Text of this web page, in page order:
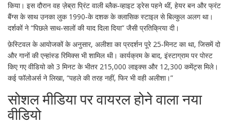
किया। इस दौरान वह ज़ेब्रा प्रिंट वाली ब्लैक‑व्हाइट ड्रेस पहने थीं, हेयर बन और फ्रंट
बैंग्स के साथ उनका लुक 1990‑के दशक के क्लासिक स्टाइल से बिल्कुल अलग था।
दर्शकों ने “पिछले साथ‑सालों की याद दिला दिया” जैसी प्रतिक्रिया दी।
फ़ेस्टिवल के आयोजकों के अनुसार, अलीशा का प्रदर्शन पूरे 25‑मिनट का था, जिसमें दो
और गानों की एन्हांस्ड रिमिक्स भी शामिल थी। कार्यक्रम के बाद, इंस्टाग्राम पर पोस्ट
किए गए वीडियो को 3 मिनट के भीतर 215,000 लाइक्स और 12,300 कमेंट्स मिले।
कई फॉलोअर्स ने लिखा, “पहले की तरह नहीं, फिर भी वही अलीशा।”
सोशल मीडिया पर वायरल होने वाला नया
वीडियो